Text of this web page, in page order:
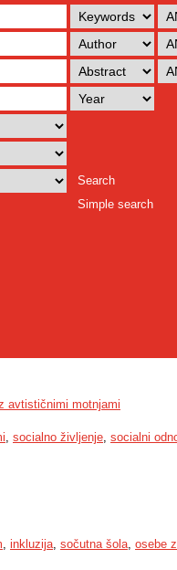
Search
Simple search
avtističnimi motnjami
, socialno življenje, socialni
, inkluzija, sočutna šola, osebe